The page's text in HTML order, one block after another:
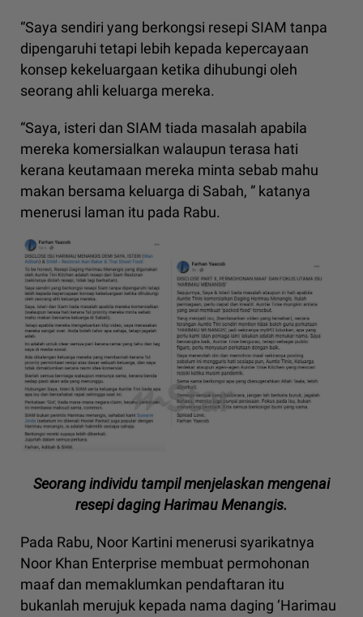
“Saya sendiri yang berkongsi resepi SIAM tanpa
dipengaruhi tetapi lebih kepada kepercayaan
konsep kekeluargaan ketika dihubungi oleh
seorang ahli keluarga mereka.
“Saya, isteri dan SIAM tiada masalah apabila
mereka komersialkan walaupun terasa hati
kerana keutamaan mereka minta sebab mahu
makan bersama keluarga di Sabah, ” katanya
menerusi laman itu pada Rabu.
Seorang individu tampil menjelaskan mengenai
resepi daging Harimau Menangis.
Pada Rabu, Noor Kartini menerusi syarikatnya
Noor Khan Enterprise membuat permohonan
maaf dan memaklumkan pendaftaran itu
bukanlah merujuk kepada nama daging ‘Harimau